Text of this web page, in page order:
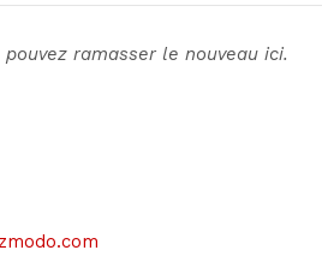
pouvez ramasser le nouveau ici.